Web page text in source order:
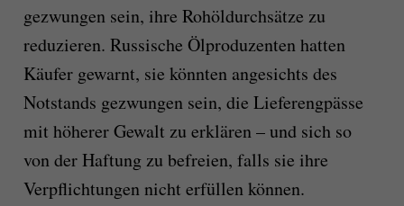
gezwungen sein, ihre Rohöldurchsätze zu
reduzieren. Russische Ölproduzenten hatten
Käufer gewarnt, sie könnten angesichts des
Notstands gezwungen sein, die Lieferengpässe
mit höherer Gewalt zu erklären – und sich so
von der Haftung zu befreien, falls sie ihre
Verpflichtungen nicht erfüllen können.